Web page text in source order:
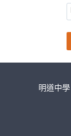
明道中學